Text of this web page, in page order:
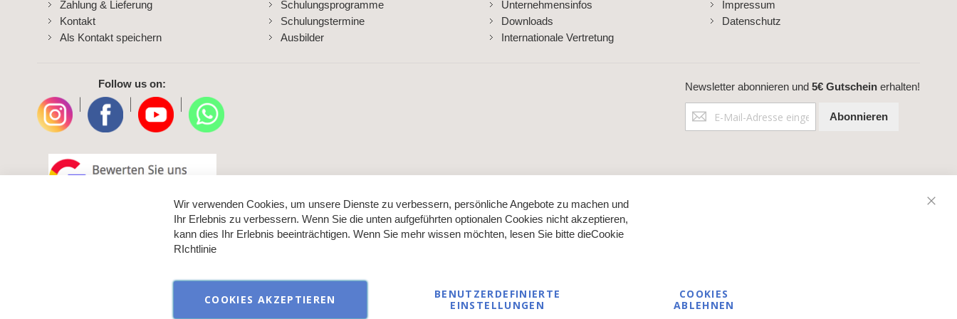
Zahlung & Lieferung
Kontakt
Als Kontakt speichern
Schulungsprogramme
Schulungstermine
Ausbilder
Unternehmensinfos
Downloads
Internationale Vertretung
Impressum
Datenschutz
Follow us on: Newsletter abonnieren und5€ Gutschein erhalten!
Anmeldung
zum
Abonnieren
Wir verwenden Cookies, um unsere Dienste zu verbessern, persönliche Angebote zu machen und
Ihr Erlebnis zu verbessern. Wenn Sie die unten aufgeführten optionalen Cookies nicht akzeptieren,
kann dies Ihr Erlebnis beeinträchtigen. Wenn Sie mehr wissen möchten, lesen Sie bitte dieCookie
RIchtlinie
COOKIES AKZEPTIEREN
BENUTZERDEFINIERTE
EINSTELLUNGEN
COOKIES
ABLEHNEN